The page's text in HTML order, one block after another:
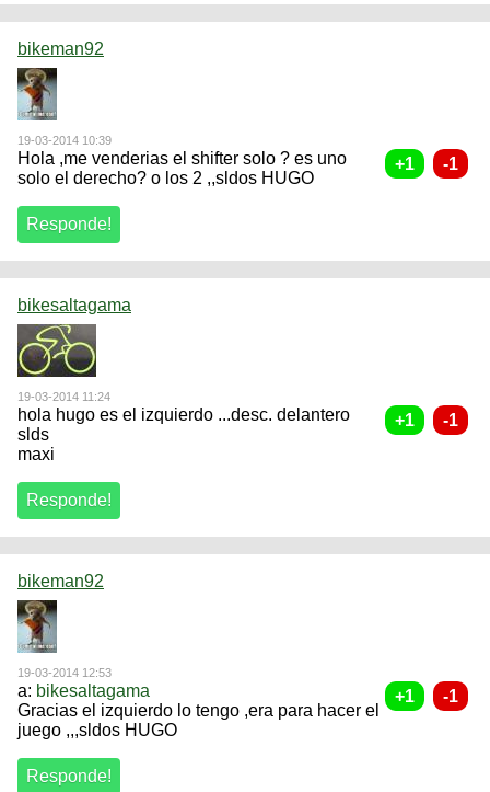
bikeman92
19-03-2014 10:39
Hola ,me venderias el shifter solo ? es uno
solo el derecho? o los 2 ,,sldos HUGO
bikesaltagama
19-03-2014 11:24
hola hugo es el izquierdo ...desc. delantero
slds
maxi
bikeman92
19-03-2014 12:53
a: bikesaltagama
Gracias el izquierdo lo tengo ,era para hacer el
juego ,,,sldos HUGO